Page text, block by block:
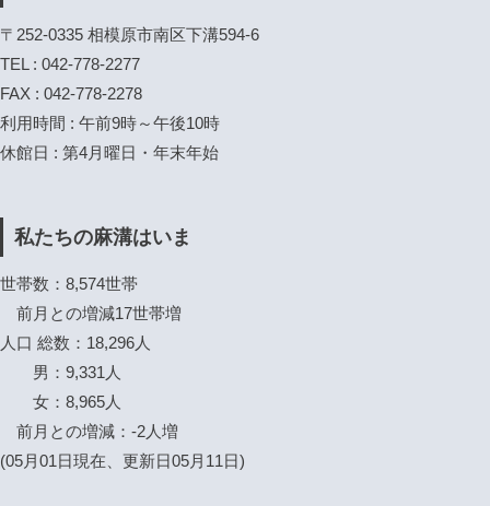
〒252-0335 相模原市南区下溝594-6
TEL : 042-778-2277
FAX : 042-778-2278
利用時間 : 午前9時～午後10時
休館日 : 第4月曜日・年末年始
私たちの麻溝はいま
世帯数：8,574世帯
前月との増減17世帯増
人口 総数：18,296人
男：9,331人
女：8,965人
前月との増減：-2人増
(05月01日現在、更新日05月11日)